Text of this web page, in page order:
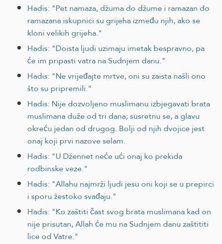
Hadis: "Pet namaza, džuma do džume i ramazan do
ramazana iskupnici su grijeha između njih, ako se
kloni velikih grijeha."
Hadis: "Doista ljudi uzimaju imetak bespravno, pa
će im pripasti vatra na Sudnjem danu."
Hadis: "Ne vrijeđajte mrtve, oni su zaista našli ono
što su pripremili."
Hadis: Nije dozvoljeno muslimanu izbjegavati brata
muslimana duže od tri dana; susretnu se, a glavu
okreću jedan od drugog. Bolji od njih dvojice jest
onaj koji prvi nazove selam.
Hadis: "U Džennet neće ući onaj ko prekida
rodbinske veze."
Hadis: "Allahu najmrži ljudi jesu oni koji se u prepirci
i sporu žestoko svađaju."
Hadis: "Ko zaštiti čast svog brata muslimana kad on
nije prisutan, Allah će mu na Sudnjem danu zaštititi
lice od Vatre."